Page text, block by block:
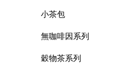
小茶包
無咖啡因系列
穀物茶系列